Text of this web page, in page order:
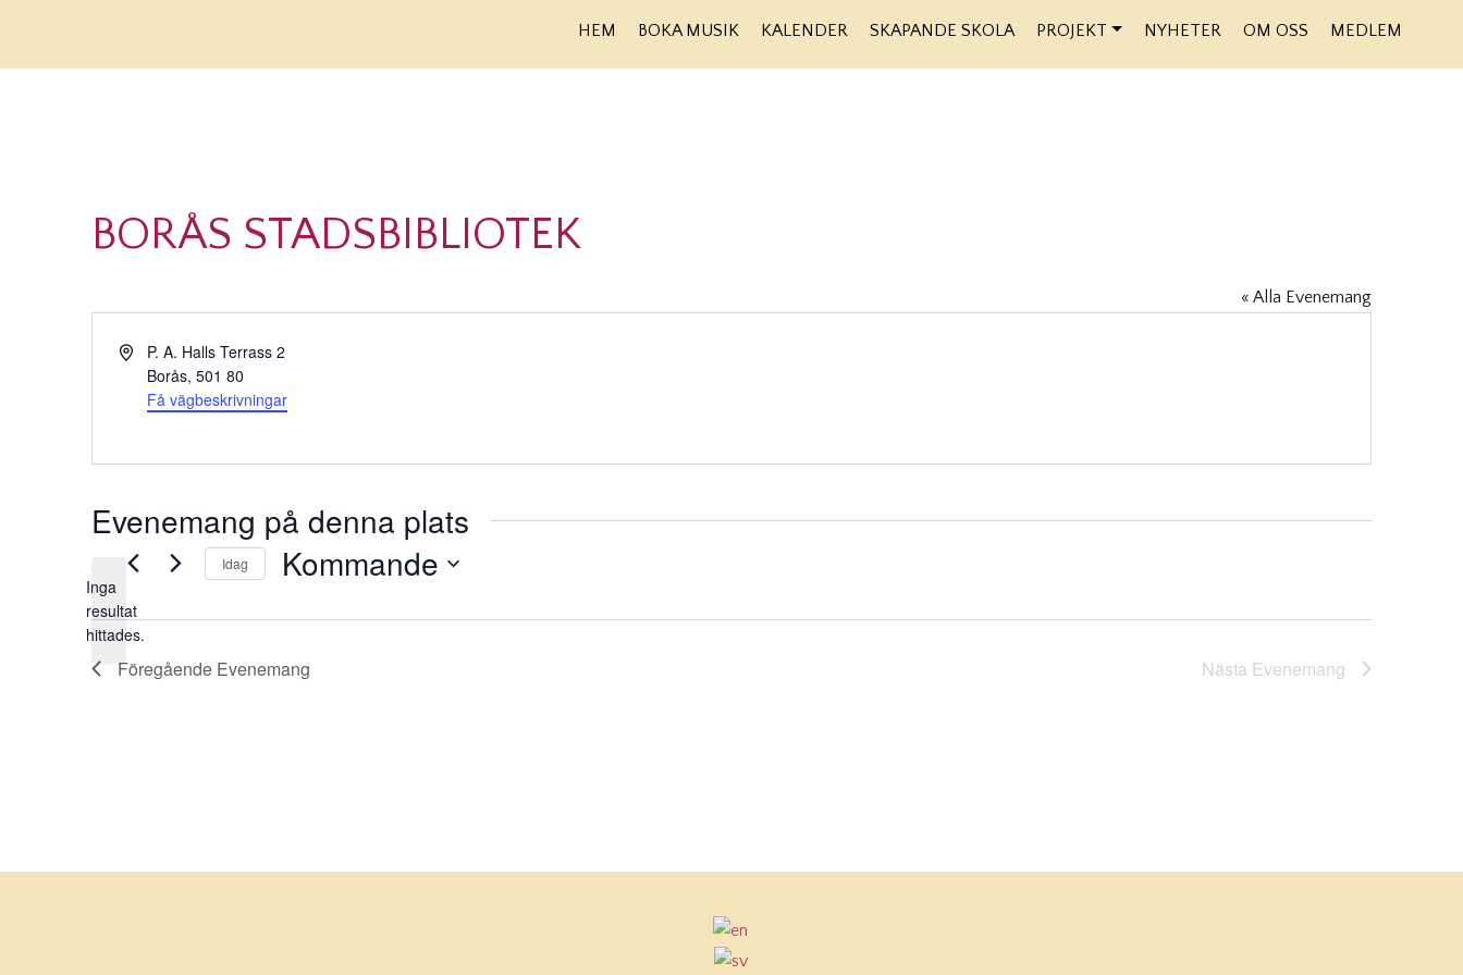
HEM BOKA MUSIK KALENDER SKAPANDE SKOLA PROJEKT NYHETER OM OSS MEDLEM
BORÅS STADSBIBLIOTEK
« Alla Evenemang
AdressP. A. Halls Terrass 2
Borås, 501 80
Få vägbeskrivningar
Evenemang på denna plats
Notis
Inga
resultat
hittades.
Idag Kommande
datum.
Föregående Evenemang Nästa Evenemang